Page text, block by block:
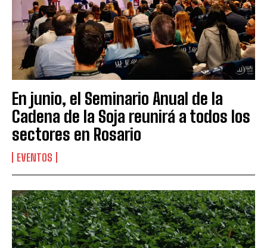
En junio, el Seminario Anual de la
Cadena de la Soja reunirá a todos los
sectores en Rosario
EVENTOS